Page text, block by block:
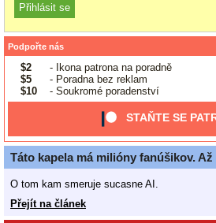
Podpořte nás
$2
- Ikona patrona na poradně
$5
- Poradna bez reklam
$10
- Soukromé poradenství
STAŇTE SE
Táto kapela má milióny fanúšikov.
O tom kam smeruje sucasne AI.
Přejít na článek